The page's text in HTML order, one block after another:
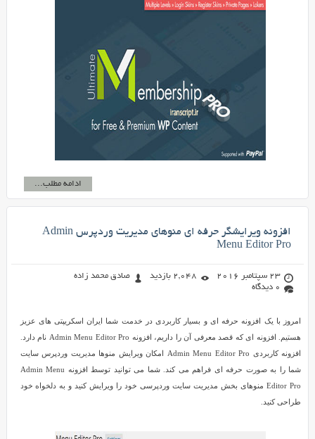
ادامه مطلب...
افزونه ویرایشگر حرفه ای منوهای مدیریت وردپرس Admin
Menu Editor Pro
23 سپتامبر 2016 2,048 بازدید
صادق محمد زاده
0 دیدگاه
امروز با یک افزونه حرفه ای و بسیار کاربردی در خدمت شما ایران اسکریپتی های عزیز
هستیم. افزونه ای که قصد معرفی آن را داریم، افزونه Admin Menu Editor Pro نام دارد.
افزونه کاربردی Admin Menu Editor Pro امکان ویرایش منوها مدیریت وردپرس سایت
شما را به صورت حرفه ای فراهم می کند. شما می توانید توسط افزونه Admin Menu
Editor Pro منوهای بخش مدیریت سایت وردپرسی خود را ویرایش کنید و به دلخواه خود
طراحی کنید.